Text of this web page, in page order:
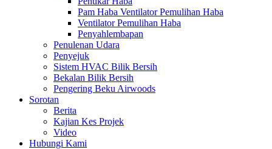
Pam Haba Ventilator Pemulihan Haba
Ventilator Pemulihan Haba
Penyahlembapan
Penulenan Udara
Penyejuk
Sistem HVAC Bilik Bersih
Bekalan Bilik Bersih
Pengering Beku Airwoods
Sorotan
Berita
Kajian Kes Projek
Video
Hubungi Kami